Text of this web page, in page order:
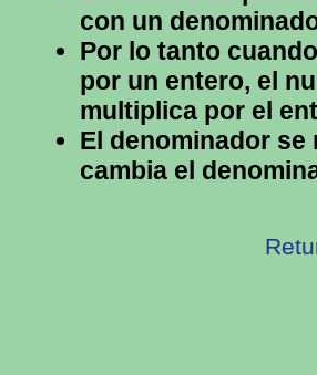
con un
Por lo tanto
por un entero, el
multiplica por el
El denominador
cambia el